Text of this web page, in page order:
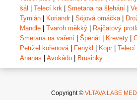
šál
Telecí krk Smetana na šlehání
Tymián
Koriandr| Sójová omáčka|
Mandle
Tvaroh měkký Rajčatový
Smetana na vaření
Špenát Krevety
Petržel kořenová| Fenykl Kopr| Telecí
Ananas
Avokádo Brusinky
Copyright © VLTAVA LABE